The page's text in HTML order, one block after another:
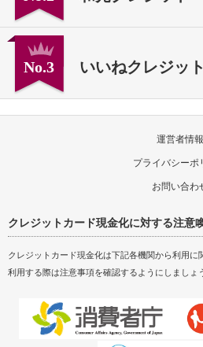
No.3 いいねクレジット
運営者情報
プライバシーポ
お問い合わ
クレジットカード現金化に対する注意
クレジットカード現金化は下記各機関から利用に
利用する際は注意事項を確認するようにしましょ